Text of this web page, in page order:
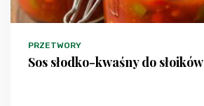
PRZETWORY
Sos słodko-kwaśny do słoików